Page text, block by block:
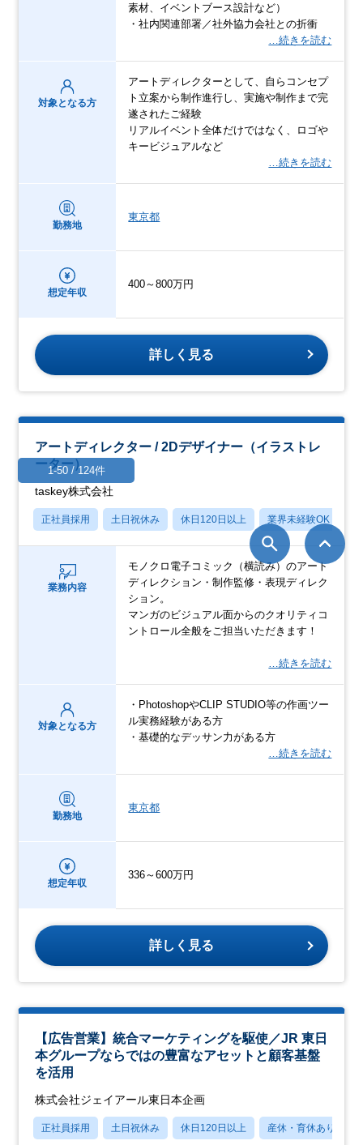
素材、イベントブース設計など）
・社内関連部署／社外協力会社との折衝
…続きを読む
対象となる方
アートディレクターとして、自らコンセプ
ト立案から制作進行し、実施や制作まで完
遂されたご経験
リアルイベント全体だけではなく、ロゴや
キービジュアルなど
…続きを読む
勤務地
東京都
想定年収
400～800万円
詳しく見る
アートディレクター / 2Dデザイナー（イラストレ
ーター）
taskey株式会社
正社員採用 土日祝休み 休日120日以上 業界未経験OK
業務内容
モノクロ電子コミック（横読み）のアート
ディレクション・制作監修・表現ディレク
ション。
マンガのビジュアル面からのクオリティコ
ントロール全般をご担当いただきます！
…続きを読む
対象となる方
・PhotoshopやCLIP STUDIO等の作画ツー
ル実務経験がある方
・基礎的なデッサン力がある方
…続きを読む
勤務地
東京都
想定年収
336～600万円
詳しく見る
【広告営業】統合マーケティングを駆使／JR 東日
本グループならではの豊富なアセットと顧客基盤
を活用
株式会社ジェイアール東日本企画
正社員採用 土日祝休み 休日120日以上 産休・育休あり
1-50 / 124件